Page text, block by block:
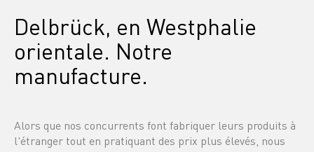
Delbrück, en Westphalie
orientale. Notre
manufacture.
Alors que nos concurrents font fabriquer leurs produits à
l'étranger tout en pratiquant des prix plus élevés, nous